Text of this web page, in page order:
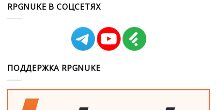
RPGNUKE В СОЦСЕТЯХ
ПОДДЕРЖКА RPGNUKE